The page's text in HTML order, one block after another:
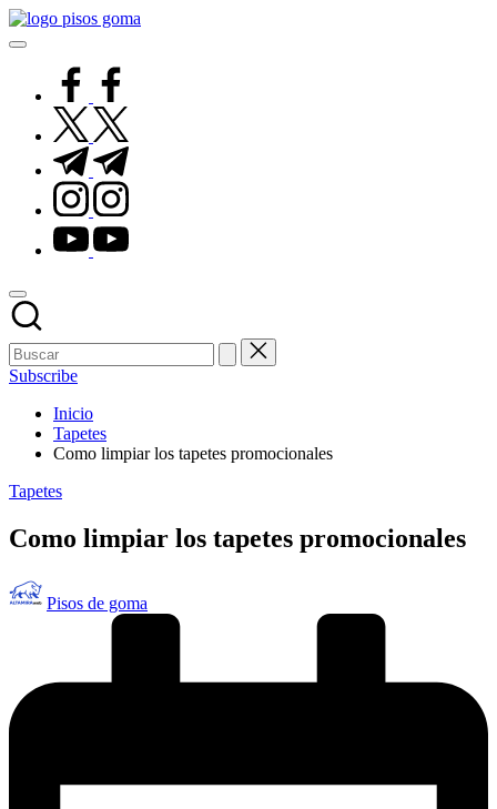
Saltar
al
facebook.com
twitter.com
t.me
instagram.com
youtube.com
Subscribe
Inicio
Tapetes
Como limpiar los tapetes promocionales
Publicado
Tapetes
Como limpiar los tapetes promocionales
Publicado
por
Pisos de goma